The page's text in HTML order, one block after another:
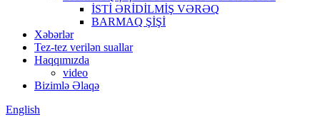
İSTİ ƏRİDİLMİŞ VƏRƏQ
BARMAQ ŞİŞİ
Xəbərlər
Tez-tez verilən suallar
Haqqımızda
video
Bizimlə Əlaqə
English